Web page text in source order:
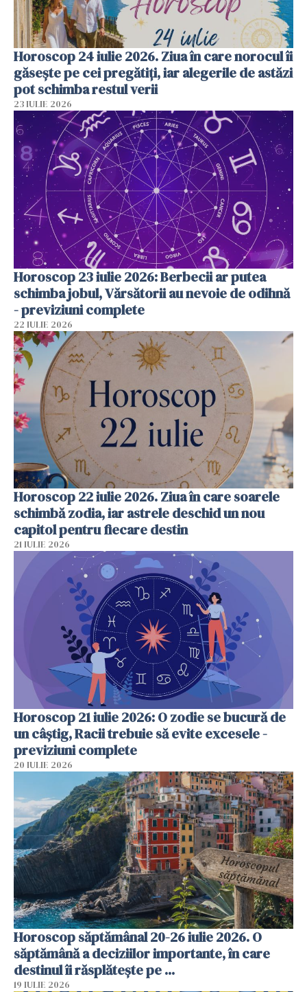
Horoscop 24 iulie 2026. Ziua în care norocul îi
găsește pe cei pregătiți, iar alegerile de astăzi
pot schimba restul verii
23 IULIE 2026
Horoscop 23 iulie 2026: Berbecii ar putea
schimba jobul, Vărsătorii au nevoie de odihnă
- previziuni complete
22 IULIE 2026
Horoscop 22 iulie 2026. Ziua în care soarele
schimbă zodia, iar astrele deschid un nou
capitol pentru fiecare destin
21 IULIE 2026
Horoscop 21 iulie 2026: O zodie se bucură de
un câștig, Racii trebuie să evite excesele -
previziuni complete
20 IULIE 2026
Horoscop săptămânal 20-26 iulie 2026. O
săptămână a deciziilor importante, în care
destinul îi răsplătește pe ...
19 IULIE 2026